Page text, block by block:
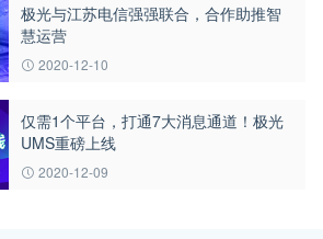
极光与江苏电信强强联合，合作助推智
慧运营
2020-12-10
仅需1个平台，打通7大消息通道！极光
UMS重磅上线
2020-12-09